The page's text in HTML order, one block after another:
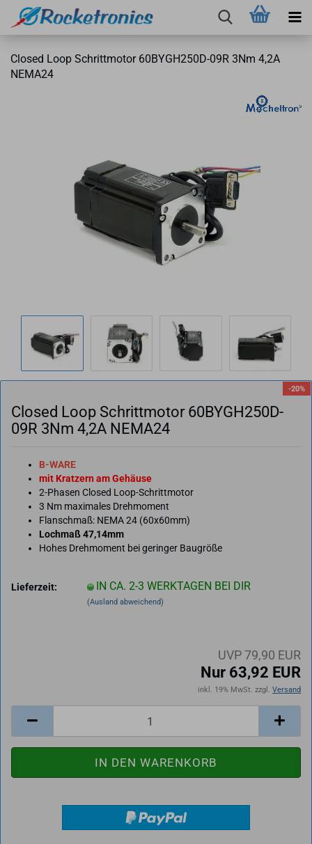
Clo­sed Loop Schritt­mo­tor 60BYGH250D-​09R 3Nm 4,2A
NEMA24
-20%
Clo­sed Loop Schritt­mo­tor 60BYGH250D-​
09R 3Nm 4,2A NEMA24
B-WARE
mit Kratzern am Gehäuse
2-Phasen Closed Loop-Schrittmotor
3 Nm maximales Drehmoment
Flanschmaß: NEMA 24 (60x60mm)
Lochmaß 47,14mm
Hohes Drehmoment bei geringer Baugröße
Lieferzeit: IN CA. 2-3 WERKTAGEN BEI DIR
(Ausland abweichend)
UVP 79,90 EUR
Nur 63,92 EUR
inkl. 19% MwSt. zzgl. Versand